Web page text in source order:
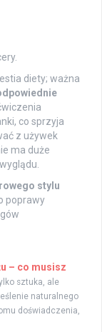
diety; ważna
co sprzyja
z używek
ma duże
stylu
poprawy
– co musisz
sztuka, ale
naturalnego
doświadczenia,